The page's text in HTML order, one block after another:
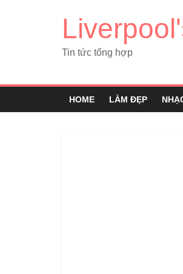
Tin tức tổng hợp
HOME LÀM ĐẸP